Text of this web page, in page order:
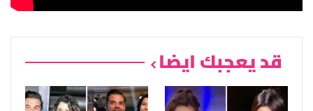
قد يعجبك ايضا